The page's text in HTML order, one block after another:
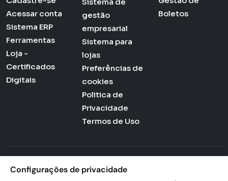
Acessar conta
Sistema ERP
Ferramentas
Loja -
Certificados
Digitais
gestão
empresarial
Sistema para
lojas
Preferências de
cookies
Politica de
Privacidade
Termos de Uso
Boletos
Actana © 2026 - Todos os direitos reservados
Configurações de privacidade